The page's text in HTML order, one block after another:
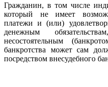
Гражданин, в том числе
который не имеет
платежи и (или)
денежным
несостоятельным
банкротства может сам
посредством внесудебного